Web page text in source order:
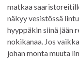
matkaa
näkyy vesistössä
hyyppäkin siinä jään
nokikanaa. Jos
johan monta muuta